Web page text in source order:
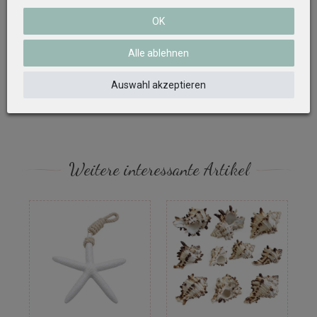
Auf Produktbildern abgebildetes Zubehör sowie
Dekoartikel gehören nicht zum Lieferumfang, sofern
diese nicht ausdrücklich eingeschlossen werden.
Weitere interessante Artikel
OK
Alle ablehnen
Auswahl akzeptieren